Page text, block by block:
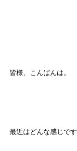
皆様、こんばんは。
最近はどんな感じで